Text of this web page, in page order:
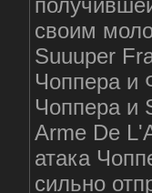
своим
Suuuper
Чоппера и
Чоппера и
Arme De
атака
сильно